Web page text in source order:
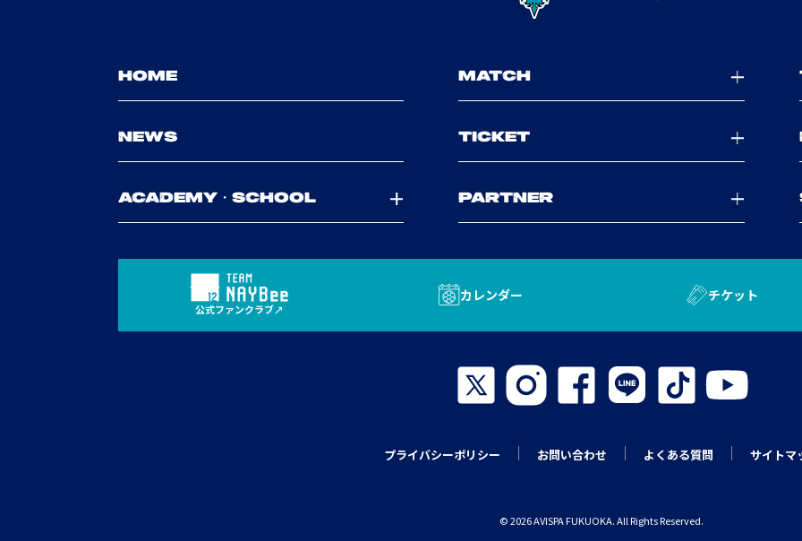
HOME MATCH
NEWS TICKET
ACADEMY・SCHOOL PARTNER
公式ファンクラブ
カレンダー チケット
プライバシーポリシー お問い合わせ よくある質問 サイトマ
© 2026 AVISPA FUKUOKA. All Rights Reserved.